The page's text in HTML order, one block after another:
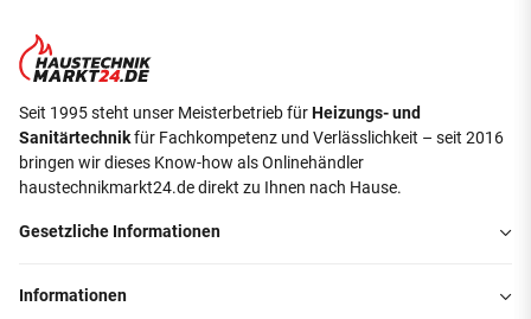
Seit 1995 steht unser Meisterbetrieb fürHeizungs- und
Sanitärtechnikfür Fachkompetenz und Verlässlichkeit – seit 2016
bringen wir dieses Know-how als Onlinehändler
haustechnikmarkt24.de direkt zu Ihnen nach Hause.
Gesetzliche Informationen
Informationen